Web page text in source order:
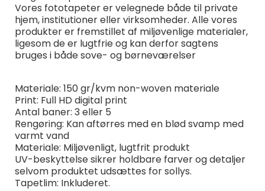
Vores fototapeter er velegnede både til private
hjem, institutioner eller virksomheder. Alle vores
produkter er fremstillet af miljøvenlige materialer,
ligesom de er lugtfrie og kan derfor sagtens
bruges i både sove- og børneværelser
Materiale: 150 gr/kvm non-woven materiale
Print: Full HD digital print
Antal baner: 3 eller 5
Rengøring: Kan aftørres med en blød svamp med
varmt vand
Materiale: Miljøvenligt, lugtfrit produkt
UV-beskyttelse sikrer holdbare farver og detaljer
selvom produktet udsættes for sollys.
Tapetlim: Inkluderet.